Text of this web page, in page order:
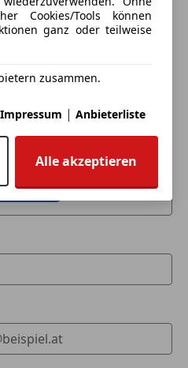
mit Memory
hinten
Driving Assistant
verkaufen in nur einem
Zahlung geben
Cookies/Tools können
ganz oder teilweise
zusammen.
Impressum | Anbieterliste
Alle akzeptieren